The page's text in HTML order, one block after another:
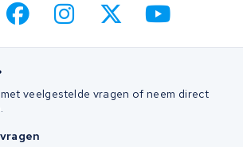
veelgestelde vragen of neem direct